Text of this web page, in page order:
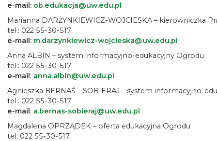
e-mail: ob.edukacja@uw.edu.pl
Marianna DARŻYNKIEWICZ-WOJCIESKA – kierowniczka
tel.: 022 55-30-517
e-mail: m.darzynkiewicz-wojcieska@uw.edu.pl
Anna ALBIN – system informacyjno-edukacyjny Ogrodu
tel.: 022 55-30-517
e-mail: anna.albin@uw.edu.pl
Agnieszka BERNAŚ – SOBIERAJ – system informacyjno-
tel.: 022 55-30-517
e-mail: a.bernas-sobieraj@uw.edu.pl
Magdalena OPRZĄDEK – oferta edukacyjna Ogrodu
tel: 022 55-30-517